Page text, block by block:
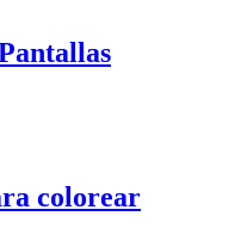
colorear